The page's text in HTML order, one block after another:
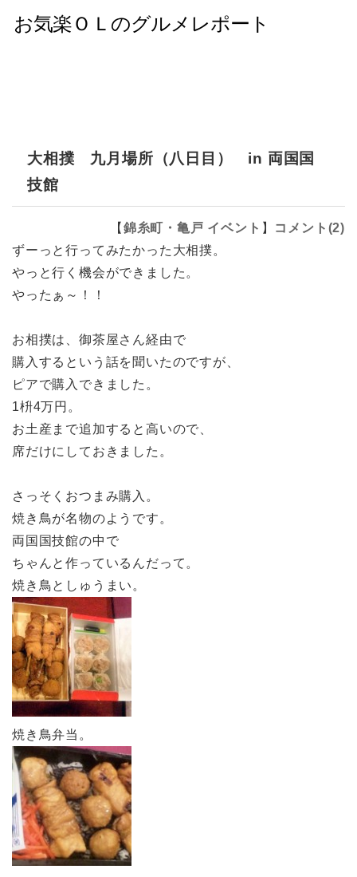
大相撲 九月場所（八日目） in 両国国
技館
【 錦糸町・亀戸 イベント 】 コメント(2)
ずーっと行ってみたかった大相撲。
やっと行く機会ができました。
やったぁ～！！
お相撲は、御茶屋さん経由で
購入するという話を聞いたのですが、
ピアで購入できました。
1枡4万円。
お土産まで追加すると高いので、
席だけにしておきました。
さっそくおつまみ購入。
焼き鳥が名物のようです。
両国国技館の中で
ちゃんと作っているんだって。
焼き鳥としゅうまい。
焼き鳥弁当。